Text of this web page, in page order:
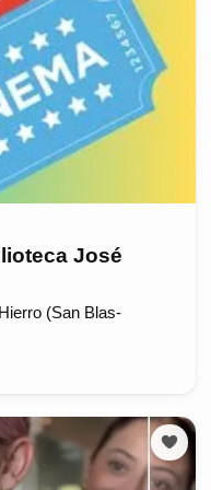
José
(San Blas-